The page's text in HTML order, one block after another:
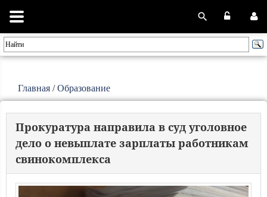
Главная /Образование
Прокуратура направила в суд уголовное
дело о невыплате зарплаты работникам
свинокомплекса